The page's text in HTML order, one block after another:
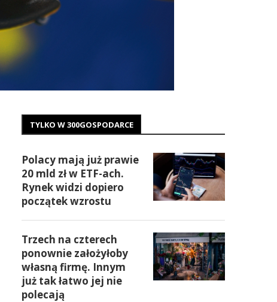
TYLKO W 300GOSPODARCE
Polacy mają już prawie
20 mld zł w ETF-ach.
Rynek widzi dopiero
początek wzrostu
Trzech na czterech
ponownie założyłoby
własną firmę. Innym
już tak łatwo jej nie
polecają